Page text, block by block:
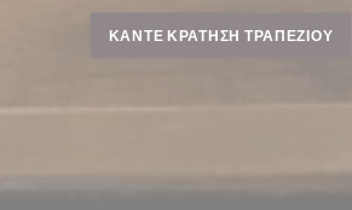
ΚΆΝΤΕ ΚΡΆΤΗΣΗ ΤΡΑΠΕΖΙΟΎ